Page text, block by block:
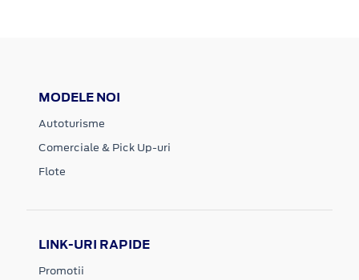
MODELE NOI
Autoturisme
Comerciale & Pick Up-uri
Flote
LINK-URI RAPIDE
Promotii